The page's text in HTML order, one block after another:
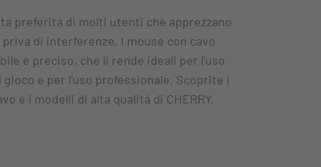
preferita di molti utenti che apprezzano
di interferenze. I mouse con cavo
e preciso, che li rende ideali per l'uso
e per l'uso professionale. Scoprite i
e i modelli di alta qualità di CHERRY.